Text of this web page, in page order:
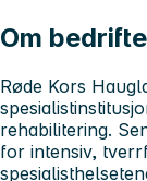
Om
Røde Kors
rehabilitering.
for intensiv,